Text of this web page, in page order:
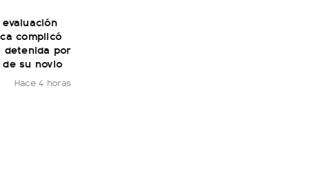
complicó
detenida por
su novio
Hace 4 horas